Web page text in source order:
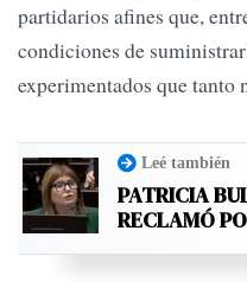
partidarios afines que,
condiciones de
experimentados que tanto
Leé también
PATRICIA
RECLAMÓ